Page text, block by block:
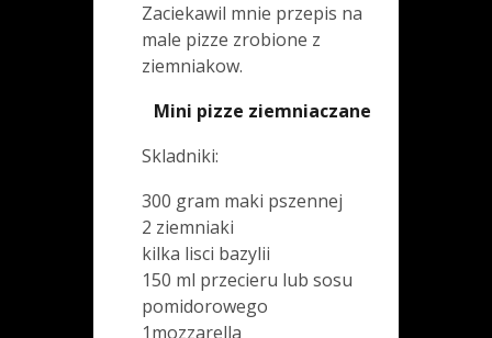
Zaciekawil mnie przepis na
male pizze zrobione z
ziemniakow.
Mini pizze ziemniaczane
Skladniki:
300 gram maki pszennej
2 ziemniaki
kilka lisci bazylii
150 ml przecieru lub sosu
pomidorowego
1mozzarella